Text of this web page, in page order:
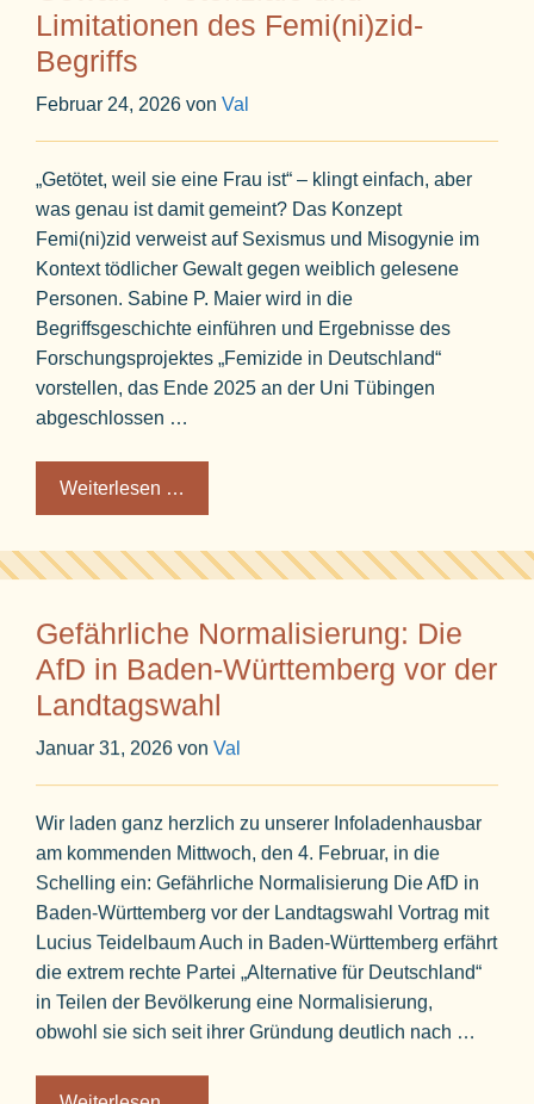
Limitationen des Femi(ni)zid-
Begriffs
Februar 24, 2026 von Val
„Getötet, weil sie eine Frau ist“ – klingt einfach, aber
was genau ist damit gemeint? Das Konzept
Femi(ni)zid verweist auf Sexismus und Misogynie im
Kontext tödlicher Gewalt gegen weiblich gelesene
Personen. Sabine P. Maier wird in die
Begriffsgeschichte einführen und Ergebnisse des
Forschungsprojektes „Femizide in Deutschland“
vorstellen, das Ende 2025 an der Uni Tübingen
abgeschlossen …
Weiterlesen …
Gefährliche Normalisierung: Die
AfD in Baden-Württemberg vor der
Landtagswahl
Januar 31, 2026 von Val
Wir laden ganz herzlich zu unserer Infoladenhausbar
am kommenden Mittwoch, den 4. Februar, in die
Schelling ein: Gefährliche Normalisierung Die AfD in
Baden-Württemberg vor der Landtagswahl Vortrag mit
Lucius Teidelbaum Auch in Baden-Württemberg erfährt
die extrem rechte Partei „Alternative für Deutschland“
in Teilen der Bevölkerung eine Normalisierung,
obwohl sie sich seit ihrer Gründung deutlich nach …